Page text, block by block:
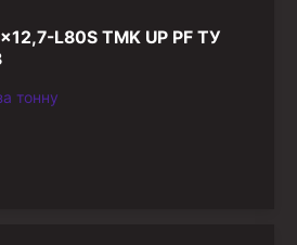
L80S TMK UP PF ТУ
тонну